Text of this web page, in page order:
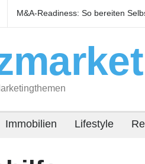
M&A-Readiness: So bereiten
Immobilien Lifestyle